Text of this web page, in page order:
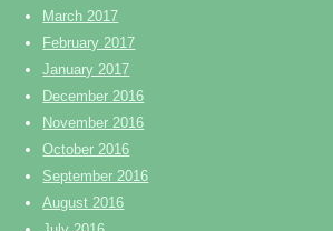
March 2017
February 2017
January 2017
December 2016
November 2016
October 2016
September 2016
August 2016